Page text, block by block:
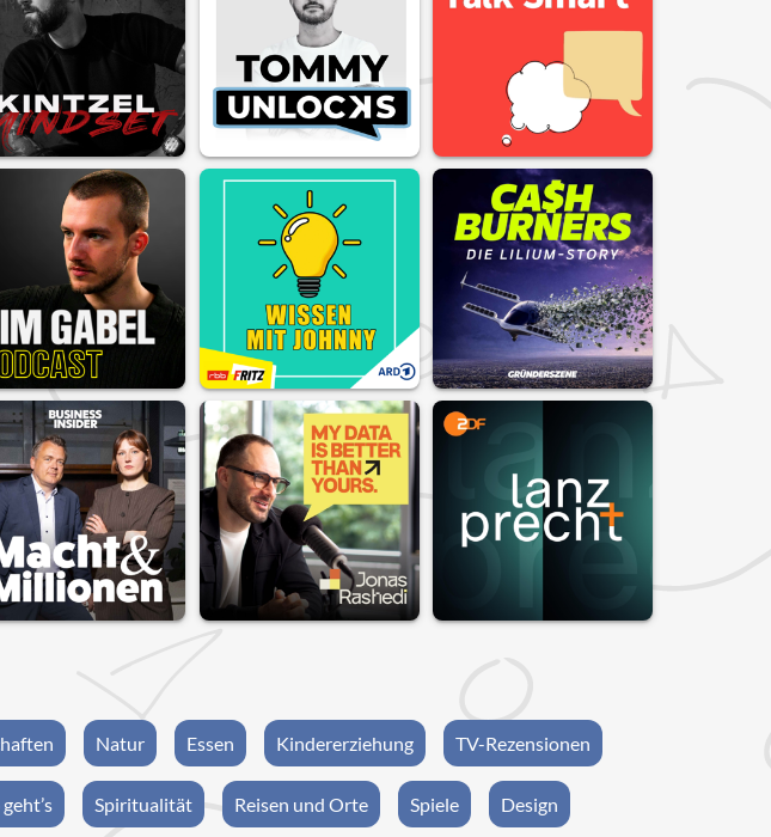
Natur Essen Kindererziehung TV-Rezensionen
geht’s Spiritualität Reisen und Orte Spiele Design